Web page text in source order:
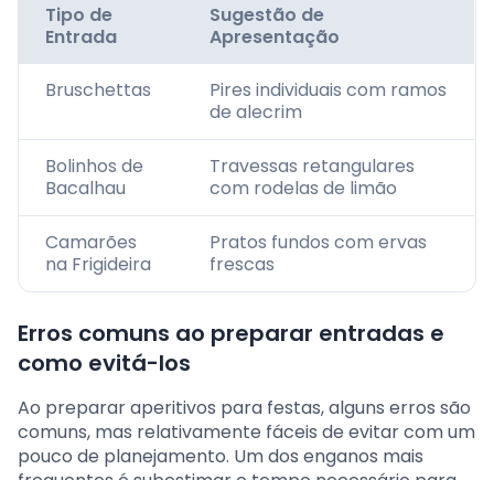
Tipo de
Entrada
Sugestão de
Apresentação
Bruschettas
Pires individuais com ramos
de alecrim
Bolinhos de
Bacalhau
Travessas retangulares
com rodelas de limão
Camarões
na Frigideira
Pratos fundos com ervas
frescas
Erros comuns ao preparar entradas e
como evitá-los
Ao preparar aperitivos para festas, alguns erros são
comuns, mas relativamente fáceis de evitar com um
pouco de planejamento. Um dos enganos mais